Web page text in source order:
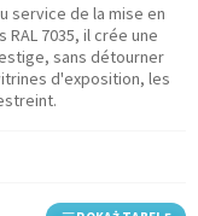
service de la mise en
7035, il crée une
sans détourner
d'exposition, les